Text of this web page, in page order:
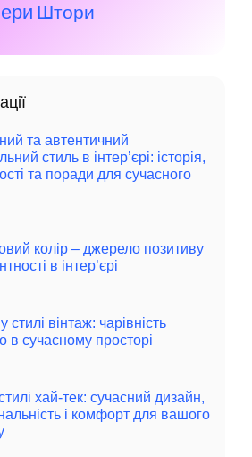
Штори
та автентичний
стиль в інтер’єрі: історія,
та поради для сучасного
автентичний
колониальний
особливості
та
колір – джерело позитиву
в інтер’єрі
–
джерело
позитиву
інтер’єрі
у стилі вінтаж: чарівність
в сучасному просторі
стилі
вінтаж:
хай-тек: сучасний дизайн,
і комфорт для вашого